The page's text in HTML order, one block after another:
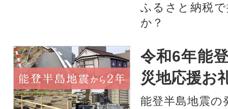
ふるさと納税
か？
令和6年能
災地応援お
能登半島地震の